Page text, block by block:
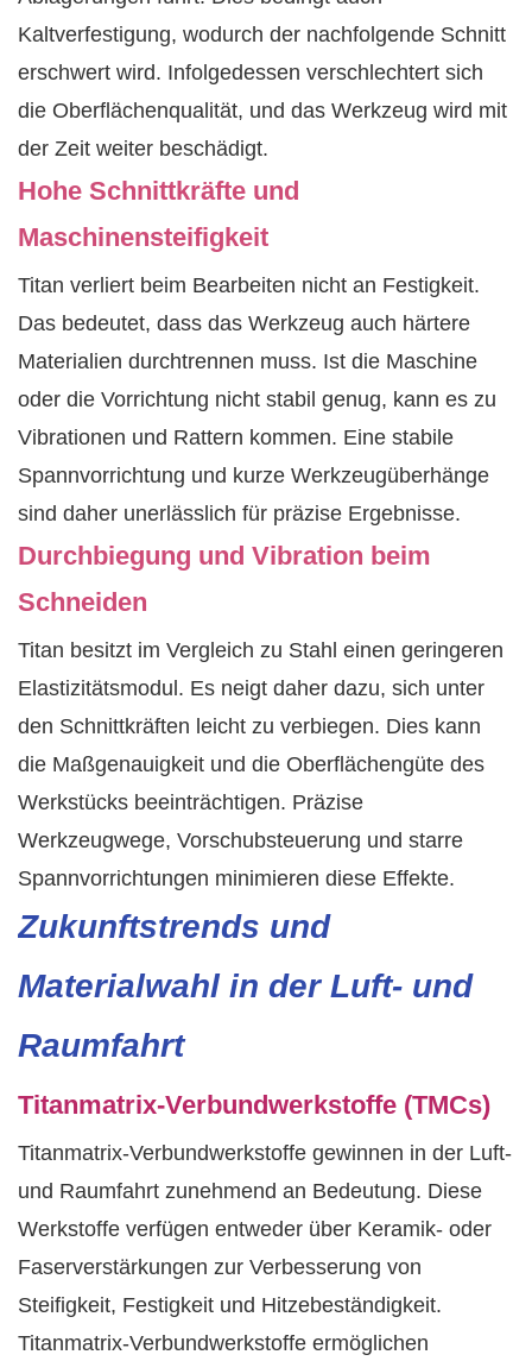
Kaltverfestigung, wodurch der nachfolgende Schnitt
erschwert wird. Infolgedessen verschlechtert sich
die Oberflächenqualität, und das Werkzeug wird mit
der Zeit weiter beschädigt.
Hohe Schnittkräfte und
Maschinensteifigkeit
Titan verliert beim Bearbeiten nicht an Festigkeit.
Das bedeutet, dass das Werkzeug auch härtere
Materialien durchtrennen muss. Ist die Maschine
oder die Vorrichtung nicht stabil genug, kann es zu
Vibrationen und Rattern kommen. Eine stabile
Spannvorrichtung und kurze Werkzeugüberhänge
sind daher unerlässlich für präzise Ergebnisse.
Durchbiegung und Vibration beim
Schneiden
Titan besitzt im Vergleich zu Stahl einen geringeren
Elastizitätsmodul. Es neigt daher dazu, sich unter
den Schnittkräften leicht zu verbiegen. Dies kann
die Maßgenauigkeit und die Oberflächengüte des
Werkstücks beeinträchtigen. Präzise
Werkzeugwege, Vorschubsteuerung und starre
Spannvorrichtungen minimieren diese Effekte.
Zukunftstrends und
Materialwahl in der Luft- und
Raumfahrt
Titanmatrix-Verbundwerkstoffe (TMCs)
Titanmatrix-Verbundwerkstoffe gewinnen in der Luft-
und Raumfahrt zunehmend an Bedeutung. Diese
Werkstoffe verfügen entweder über Keramik- oder
Faserverstärkungen zur Verbesserung von
Steifigkeit, Festigkeit und Hitzebeständigkeit.
Titanmatrix-Verbundwerkstoffe ermöglichen